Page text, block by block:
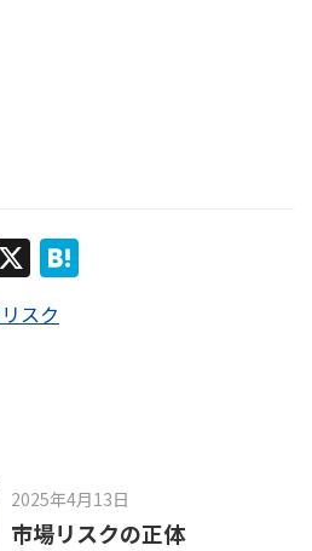
X
スク
2025年4月13日
市場リスクの正体